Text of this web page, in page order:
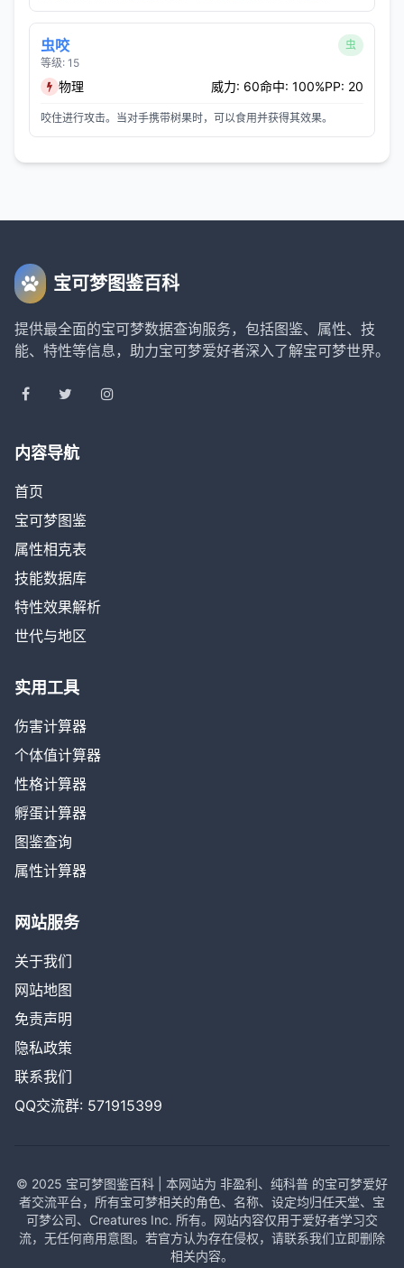
虫咬
等级: 15
虫
物理 威力: 60命中: 100%PP: 20
咬住进行攻击。当对手携带树果时，可以食用并获得其效果。
宝可梦图鉴百科
提供最全面的宝可梦数据查询服务，包括图鉴、属性、技
能、特性等信息，助力宝可梦爱好者深入了解宝可梦世界。
内容导航
首页
宝可梦图鉴
属性相克表
技能数据库
特性效果解析
世代与地区
实用工具
伤害计算器
个体值计算器
性格计算器
孵蛋计算器
图鉴查询
属性计算器
网站服务
关于我们
网站地图
免责声明
隐私政策
联系我们
QQ交流群: 571915399
© 2025 宝可梦图鉴百科 | 本网站为 非盈利、纯科普 的宝可梦爱好
者交流平台，所有宝可梦相关的角色、名称、设定均归任天堂、宝
可梦公司、Creatures Inc. 所有。网站内容仅用于爱好者学习交
流，无任何商用意图。若官方认为存在侵权，请联系我们立即删除
相关内容。